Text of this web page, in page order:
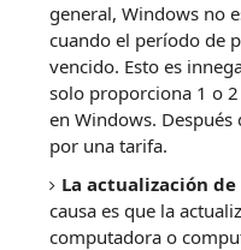
general, Windows no
cuando el período de
vencido. Esto es
solo proporciona 1 o
en Windows. Después
por una tarifa.
La actualización
causa es que la
computadora o